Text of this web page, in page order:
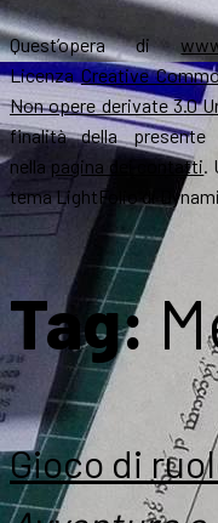
Quest’opera di
Licenza Creative
Non opere derivate 3.0
finalità della presente
nella pagina dei contatti.
tema LightFolio di
Tag:
Gioco di